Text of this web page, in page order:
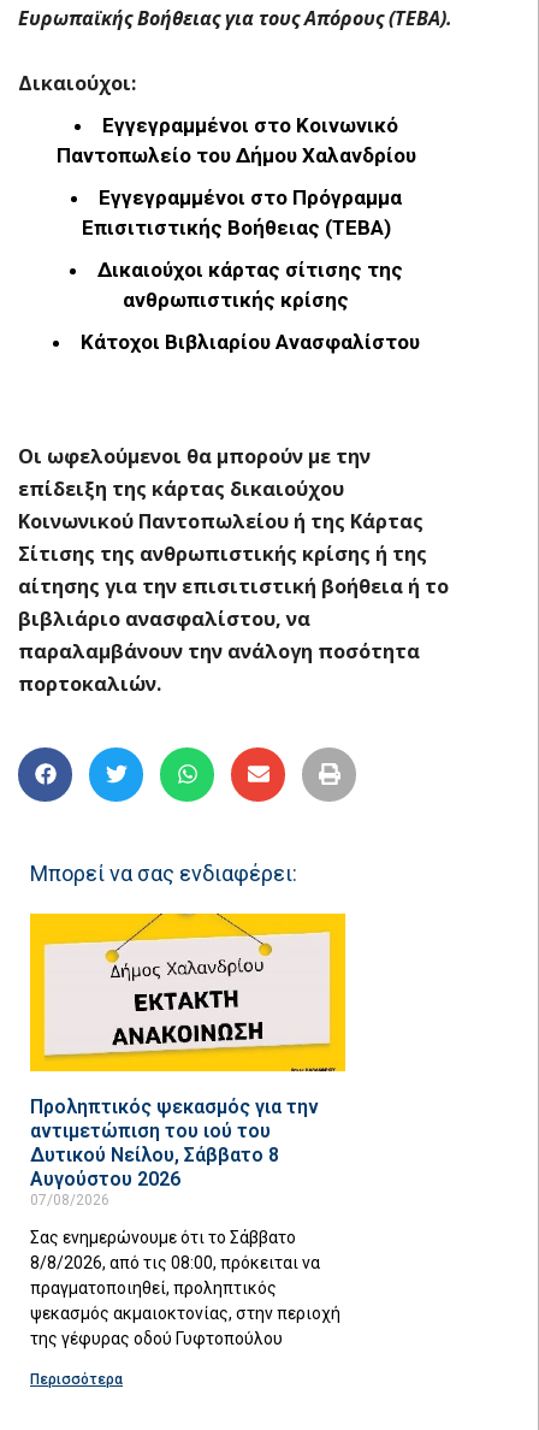
Ευρωπαϊκής Βοήθειας για τους Απόρους (ΤΕΒΑ).
Δικαιούχοι:
Εγγεγραμμένοι στο Κοινωνικό
Παντοπωλείο του Δήμου Χαλανδρίου
Εγγεγραμμένοι στο Πρόγραμμα
Επισιτιστικής Βοήθειας (ΤΕΒΑ)
Δικαιούχοι κάρτας σίτισης της
ανθρωπιστικής κρίσης
Κάτοχοι Βιβλιαρίου Ανασφαλίστου
Οι ωφελούμενοι θα μπορούν με την
επίδειξη της κάρτας δικαιούχου
Κοινωνικού Παντοπωλείου ή της Κάρτας
Σίτισης της ανθρωπιστικής κρίσης ή της
αίτησης για την επισιτιστική βοήθεια ή το
βιβλιάριο ανασφαλίστου, να
παραλαμβάνουν την ανάλογη ποσότητα
πορτοκαλιών.
Μπορεί να σας ενδιαφέρει:
Προληπτικός ψεκασμός για την
αντιμετώπιση του ιού του
Δυτικού Νείλου, Σάββατο 8
Αυγούστου 2026
07/08/2026
Σας ενημερώνουμε ότι το Σάββατο
8/8/2026, από τις 08:00, πρόκειται να
πραγματοποιηθεί, προληπτικός
ψεκασμός ακμαιοκτονίας, στην περιοχή
της γέφυρας οδού Γυφτοπούλου
Περισσότερα